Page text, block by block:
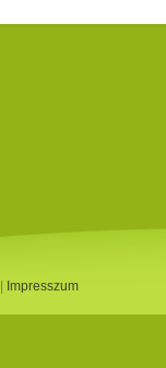
Impresszum